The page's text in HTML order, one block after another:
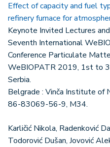
Effect of capacity and fuel
refinery furnace for
Keynote Invited Lectures
Seventh International
Conference Particulate
WeBIOPATR 2019, 1st to
Serbia.
Belgrade : Vinča Institute of
86-83069-56-9, M34.
Karličić Nikola, Radenković
Todorović Dušan, Jovović